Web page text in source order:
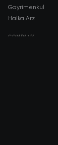
Gayrimenkul
Halka Arz
COMPANY